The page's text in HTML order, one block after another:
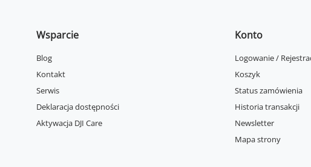
Wsparcie
Blog
Kontakt
Serwis
Deklaracja dostępności
Aktywacja DJI Care
Konto
Logowanie /
Koszyk
Status zamówienia
Historia transakcji
Newsletter
Mapa strony